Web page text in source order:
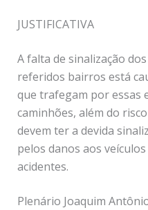
JUSTIFICATIVA
A falta de sinalização
referidos bairros está
que trafegam por essas
caminhões, além do
devem ter a devida
pelos danos aos
acidentes.
Plenário Joaquim